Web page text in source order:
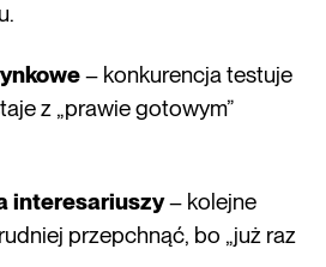
– konkurencja testuje
z „prawie gotowym”
interesariuszy– kolejne
przepchnąć, bo „już raz